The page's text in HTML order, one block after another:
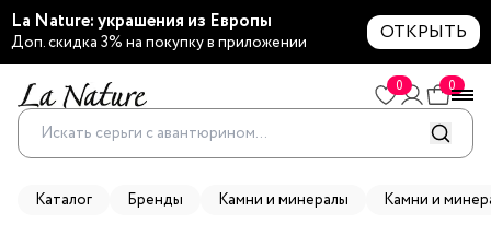
La Nature: украшения из Европы
Доп. скидка 3% на покупку в приложении ОТКРЫТЬ
0 0
Каталог Бренды Камни и минералы Камни и